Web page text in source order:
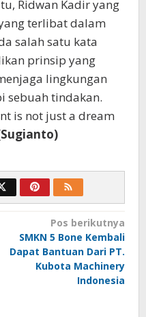
Ridwan Kadir yang
terlibat dalam
salah satu kata
prinsip yang
lingkungan
sebuah tindakan.
is not just a dream
Pos berikutnya
SMKN 5 Bone Kembali
Dapat Bantuan Dari PT.
Kubota Machinery
Indonesia